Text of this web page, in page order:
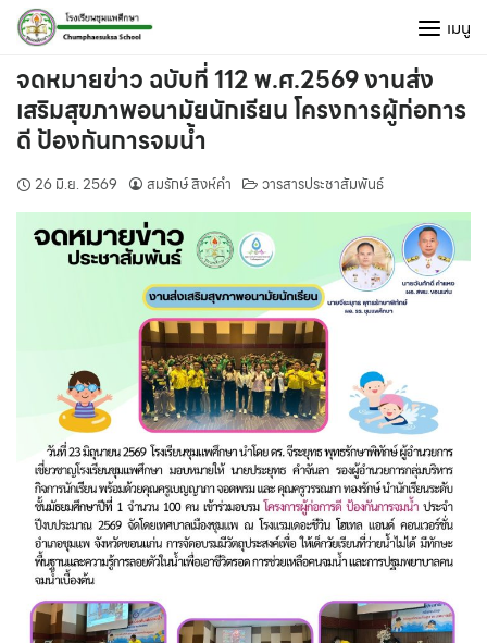
Skip
content
เมนู
จดหมายข่าว ฉบับที่ 112 พ.ศ.2569 งานส่ง
เสริมสุขภาพอนามัยนักเรียน โครงการผู้ก่อการ
ดี ป้องกันการจมน้ำ
26 มิ.ย. 2569 สมรักษ์ สิงห์คำ วารสารประชาสัมพันธ์